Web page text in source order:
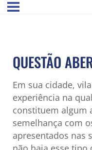
QUESTÃO
Em sua cidade,
experiência na
constituem algum
semelhança com
apresentados nas